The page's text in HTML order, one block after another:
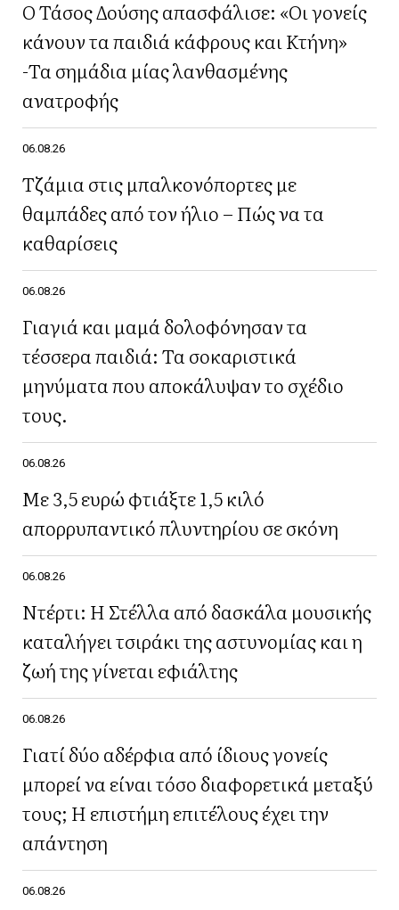
Ο Τάσος Δούσης απασφάλισε: «Οι γονείς
κάνουν τα παιδιά κάφρους και Κτήνη»
-Τα σημάδια μίας λανθασμένης
ανατροφής
06.08.26
Τζάμια στις μπαλκονόπορτες με
θαμπάδες από τον ήλιο – Πώς να τα
καθαρίσεις
06.08.26
Γιαγιά και μαμά δολοφόνησαν τα
τέσσερα παιδιά: Τα σοκαριστικά
μηνύματα που αποκάλυψαν το σχέδιο
τους.
06.08.26
Με 3,5 ευρώ φτιάξτε 1,5 κιλό
απορρυπαντικό πλυντηρίου σε σκόνη
06.08.26
Ντέρτι: Η Στέλλα από δασκάλα μουσικής
καταλήγει τσιράκι της αστυνομίας και η
ζωή της γίνεται εφιάλτης
06.08.26
Γιατί δύο αδέρφια από ίδιους γονείς
μπορεί να είναι τόσο διαφορετικά μεταξύ
τους; Η επιστήμη επιτέλους έχει την
απάντηση
06.08.26